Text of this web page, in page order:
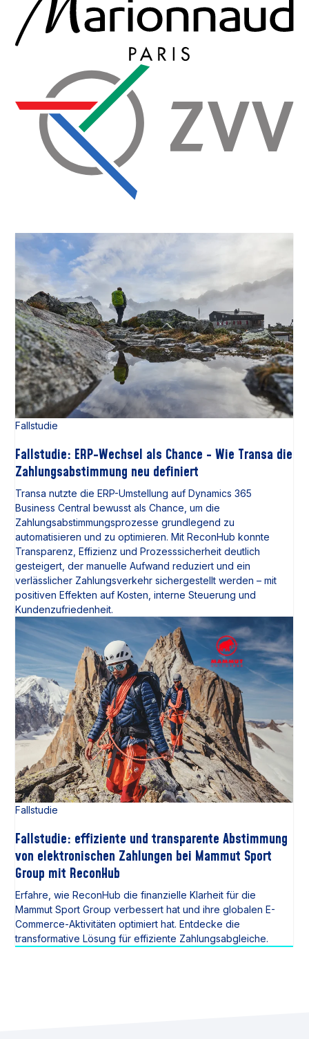
Fallstudie
Fallstudie: ERP-Wechsel als Chance - Wie Transa die
Zahlungsabstimmung neu definiert
Transa nutzte die ERP-Umstellung auf Dynamics 365
Business Central bewusst als Chance, um die
Zahlungsabstimmungsprozesse grundlegend zu
automatisieren und zu optimieren. Mit ReconHub konnte
Transparenz, Effizienz und Prozesssicherheit deutlich
gesteigert, der manuelle Aufwand reduziert und ein
verlässlicher Zahlungsverkehr sichergestellt werden – mit
positiven Effekten auf Kosten, interne Steuerung und
Kundenzufriedenheit.
Fallstudie
Fallstudie: effiziente und transparente Abstimmung
von elektronischen Zahlungen bei Mammut Sport
Group mit ReconHub
Erfahre, wie ReconHub die finanzielle Klarheit für die
Mammut Sport Group verbessert hat und ihre globalen E-
Commerce-Aktivitäten optimiert hat. Entdecke die
transformative Lösung für effiziente Zahlungsabgleiche.